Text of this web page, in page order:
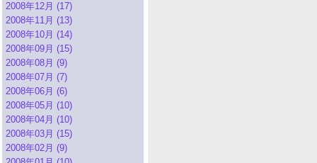
2008年12月 (17)
2008年11月 (13)
2008年10月 (14)
2008年09月 (15)
2008年08月 (9)
2008年07月 (7)
2008年06月 (6)
2008年05月 (10)
2008年04月 (10)
2008年03月 (15)
2008年02月 (9)